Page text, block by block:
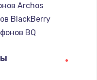
Archos
BlackBerry
BQ
Digma
Ginzzu